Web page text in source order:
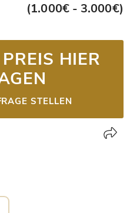
(1.000€ - 3.000€)
HIER
STELLEN